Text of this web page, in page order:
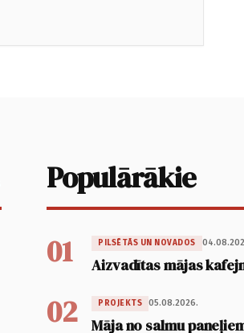
Populārākie
01 PILSĒTĀS UN NOVADOS
Aizvadītas mājas
02 PROJEKTS 05.08.2026.
Māja no salmu